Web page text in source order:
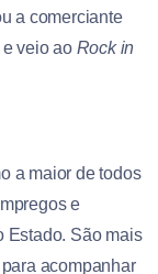
a comerciante
veio aoRock in
a maior de todos
e
Estado. São mais
acompanhar